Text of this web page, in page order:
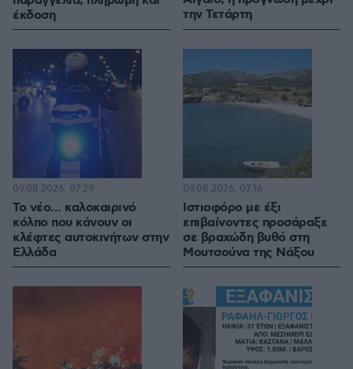
έκδοση
την Τετάρτη
Το νέο... καλοκαιρινό
κόλπο που κάνουν οι
κλέφτες αυτοκινήτων στην
Ελλάδα
09.08.2026, 07:29
Ιστιοφόρο με έξι
επιβαίνοντες προσάραξε
σε βραχώδη βυθό στη
Μουτσούνα της Νάξου
09.08.2026, 07:16